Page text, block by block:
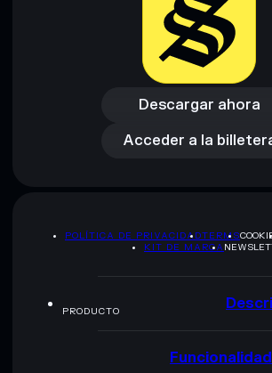
Descargar ahora
Descargar ahora
Acceder a la billetera
Acceder a la
POLÍTICA DE PRIVACIDADTERMS
KIT DE MARCA
PRODUCTO